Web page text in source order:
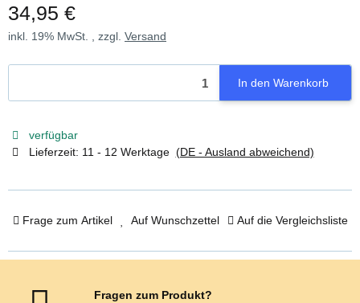
34,95 €
inkl. 19% MwSt. , zzgl. Versand
In den Warenkorb
verfügbar
Lieferzeit: 11 - 12 Werktage (DE - Ausland abweichend)
Frage zum Artikel Auf Wunschzettel Auf die Vergleichsliste
Fragen zum Produkt?